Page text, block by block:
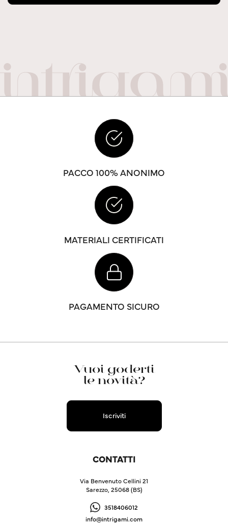
PACCO 100% ANONIMO
MATERIALI CERTIFICATI
PAGAMENTO SICURO
Vuoi goderti
le novità?
Iscriviti
CONTATTI
Via Benvenuto Cellini 21
Sarezzo, 25068 (BS)
3518406012
info@intrigami.com